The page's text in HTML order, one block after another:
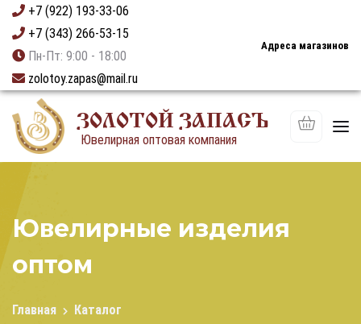
+7 (922) 193-33-06
+7 (343) 266-53-15
Пн-Пт: 9:00 - 18:00
zolotoy.zapas@mail.ru
Адреса магазинов
ЗОЛОТОЙ ЗАПАСЪ
Ювелирная оптовая компания
Ювелирные изделия
оптом
Главная Каталог